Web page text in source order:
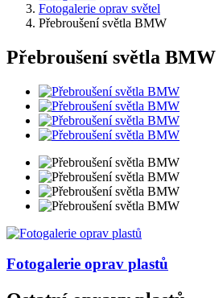
Fotogalerie oprav světel
Přebroušení světla BMW
Přebroušení světla BMW
Fotogalerie oprav plastů